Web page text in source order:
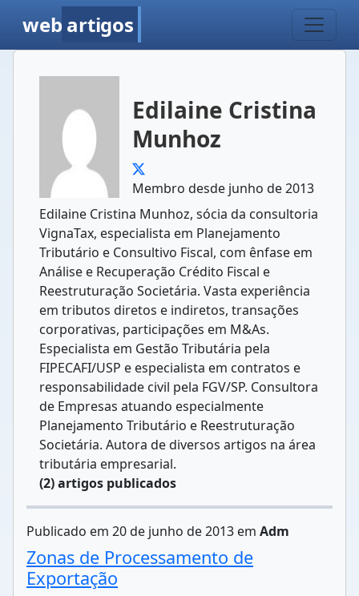
web artigos
Edilaine Cristina
Munhoz
Membro desde junho de 2013
Edilaine Cristina Munhoz, sócia da consultoria
VignaTax, especialista em Planejamento
Tributário e Consultivo Fiscal, com ênfase em
Análise e Recuperação Crédito Fiscal e
Reestruturação Societária. Vasta experiência
em tributos diretos e indiretos, transações
corporativas, participações em M&As.
Especialista em Gestão Tributária pela
FIPECAFI/USP e especialista em contratos e
responsabilidade civil pela FGV/SP. Consultora
de Empresas atuando especialmente
Planejamento Tributário e Reestruturação
Societária. Autora de diversos artigos na área
tributária empresarial.
(2) artigos publicados
Publicado em 20 de junho de 2013 em Adm
Zonas de Processamento de
Exportação